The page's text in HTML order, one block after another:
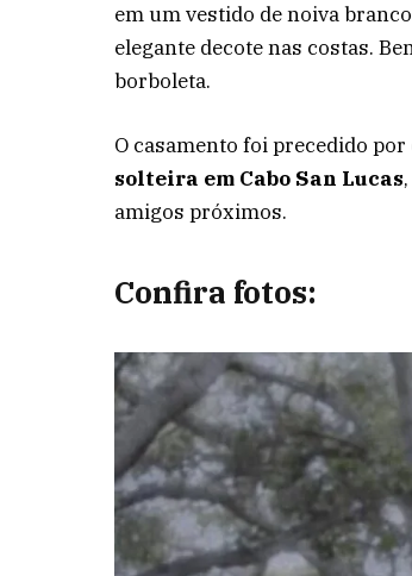
em um vestido de noiva
elegante decote nas costas.
borboleta.
O casamento foi precedido
solteira em Cabo San Lucas
amigos próximos.
Confira fotos: